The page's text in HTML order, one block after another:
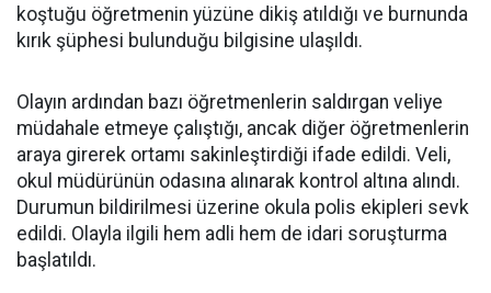
koştuğu öğretmenin yüzüne dikiş atıldığı ve burnunda
kırık şüphesi bulunduğu bilgisine ulaşıldı.
Olayın ardından bazı öğretmenlerin saldırgan veliye
müdahale etmeye çalıştığı, ancak diğer öğretmenlerin
araya girerek ortamı sakinleştirdiği ifade edildi. Veli,
okul müdürünün odasına alınarak kontrol altına alındı.
Durumun bildirilmesi üzerine okula polis ekipleri sevk
edildi. Olayla ilgili hem adli hem de idari soruşturma
başlatıldı.